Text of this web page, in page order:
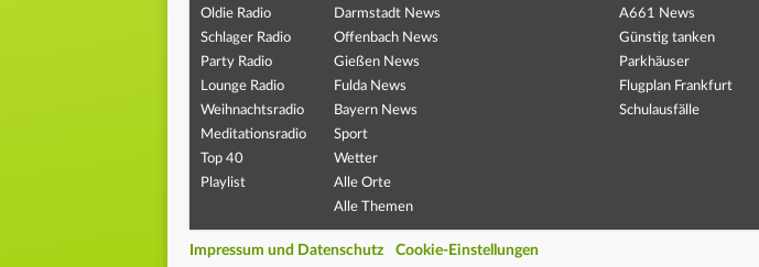
Oldie Radio
Schlager Radio
Party Radio
Lounge Radio
Weihnachtsradio
Meditationsradio
Top 40
Playlist
Darmstadt News
Offenbach News
Gießen News
Fulda News
Bayern News
Sport
Wetter
Alle Orte
Alle Themen
A661 News
Günstig tanken
Parkhäuser
Flugplan Frankfurt
Schulausfälle
Impressum und Datenschutz Cookie-Einstellungen